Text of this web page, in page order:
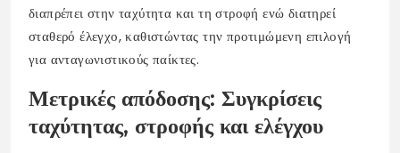
διαπρέπει στην ταχύτητα και τη στροφή ενώ διατηρεί
σταθερό έλεγχο, καθιστώντας την προτιμώμενη επιλογή
για ανταγωνιστικούς παίκτες.
Μετρικές απόδοσης: Συγκρίσεις
ταχύτητας, στροφής και ελέγχου